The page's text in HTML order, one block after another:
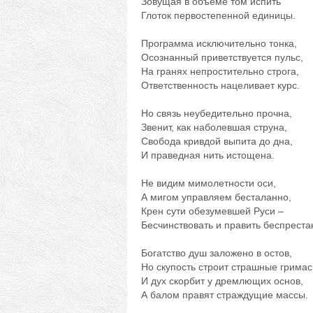
Глоток первостепенной единицы.
Программа исключительно тонка,
Осознанный приветствуется пульс,
На гранях непростительно строга,
Ответственность нацеливает курс.
Но связь неубедительно прочна,
Звенит, как наболевшая струна,
Свобода кривдой выпита до дна,
И праведная нить истощена.
Не видим мимолетности оси,
А мигом управляем бесталанно,
Крен сути обезумевшей Руси –
Бесчинствовать и править
Богатство душ заложено в остов,
Но скупость строит страшные
И дух скорбит у дремлющих основ,
А балом правят страждущие массы.